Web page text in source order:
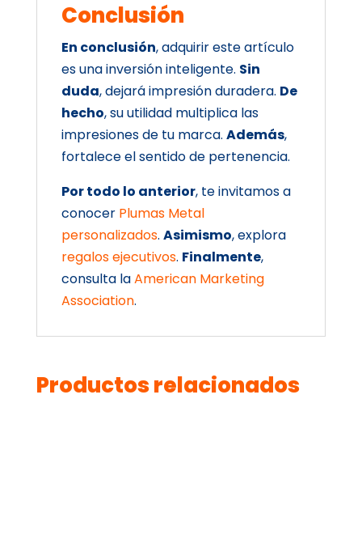
Conclusión
En conclusión, adquirir este artículo
es una inversión inteligente. Sin
duda, dejará impresión duradera. De
hecho, su utilidad multiplica las
impresiones de tu marca. Además,
fortalece el sentido de pertenencia.
Por todo lo anterior, te invitamos a
conocer Plumas Metal
personalizados. Asimismo, explora
regalos ejecutivos. Finalmente,
consulta laAmerican Marketing
Association.
Productos relacionados